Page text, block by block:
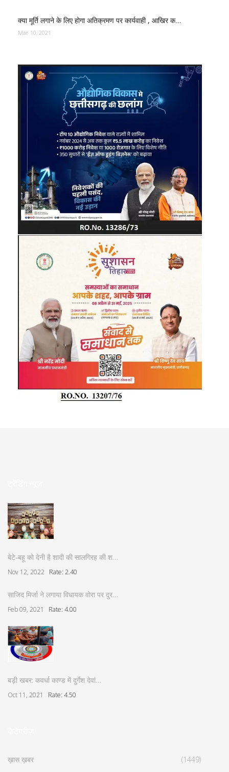
क्या मूर्ति लगाने के लिए होगा अतिक्रमण पर कार्यवाही , आखिर क…
Mar 10, 2021
बेटे-बहू को देनी है शादी की सालगिरह की श…
Nov 12, 2022 Rate: 2.40
साजिद मिर्जा ने लगाया विधायक वोरा पर दुर…
Feb 09, 2021 Rate: 4.00
बड़ी खबर: कवर्धा काण्ड में दुर्गेश देवां…
Oct 11, 2021 Rate: 4.50
ख़ास ख़बर
(1449)